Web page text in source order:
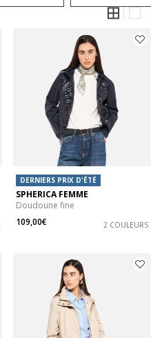
DERNIERS PRIX D'ÉTÉ
SPHERICA FEMME
Doudoune fine
109,00€
2 COULEURS